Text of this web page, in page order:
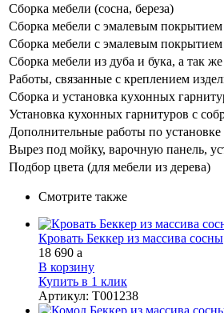
Сборка мебели (сосна, береза)
Сборка мебели с эмалевым покрытием
Сборка мебели с эмалевым покрытием
Сборка мебели из дуба и бука, а так
Работы, связанные с креплением
Сборка и установка кухонных
Установка кухонных гарнитуров с
Дополнительные работы по
Вырез под мойку, варочную панель,
Подбор цвета (для мебели из дерева)
Смотрите также
Кровать Беккер из массива сосны
18 690 a
В корзину
Купить в 1 клик
Артикул: Т001238